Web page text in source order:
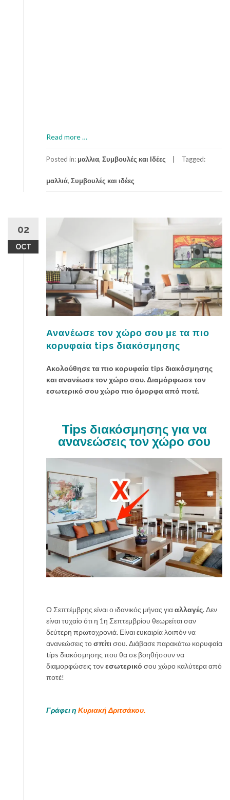
Read more
o
t
κ
ο
μ
ω
ς
ι
α
σ
α
κ
π
ω
ς
ν
α
ο
ν
π
έ
ξ
ε
ι
ς
…
Posted in: μαλλια, Συμβουλές και Ιδέες Tagged:
μαλλιά, Συμβουλές και ιδέες
02
OCT
Ανανέωσε τον χώρο σου με τα πιο
κορυφαία tips διακόσμησης
Ακολούθησε τα πιο κορυφαία tips διακόσμησης
και ανανέωσε τον χώρο σου. Διαμόρφωσε τον
εσωτερικό σου χώρο πιο όμορφα από ποτέ.
Tips διακόσμησης για να
ανανεώσεις τον χώρο σου
Ο Σεπτέμβρης είναι ο ιδανικός μήνας γιααλλαγές. Δεν
είναι τυχαίο ότι η 1η Σεπτεμβρίου θεωρείται σαν
δεύτερη πρωτοχρονιά. Είναι ευκαιρία λοιπόν να
ανανεώσεις τοσπίτι σου. Διάβασε παρακάτω κορυφαία
tips διακόσμησης που θα σε βοηθήσουν να
διαμορφώσεις τονεσωτερικό σου χώρο καλύτερα από
ποτέ!
Γράφει η Κυριακή Δριτσάκου.